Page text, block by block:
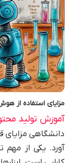
مزایای استفاده از
آموزش تولید
دانشگاهی مزایای
آورد. یکی از